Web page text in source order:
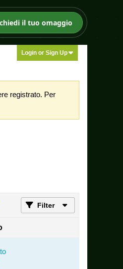
il tuo omaggio
Login or Sign Up
registrato. Per
Filter